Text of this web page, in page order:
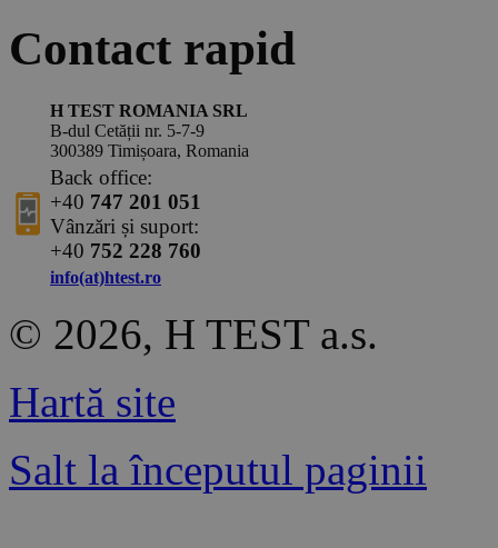
Contact rapid
H TEST ROMANIA SRL
B-dul Cetății nr. 5-7-9
300389 Timișoara, Romania
Back office:
+40 747 201 051
Vânzări și suport:
+40 752 228 760
info(at)htest.ro
© 2026, H TEST a.s.
Hartă site
Salt la începutul paginii